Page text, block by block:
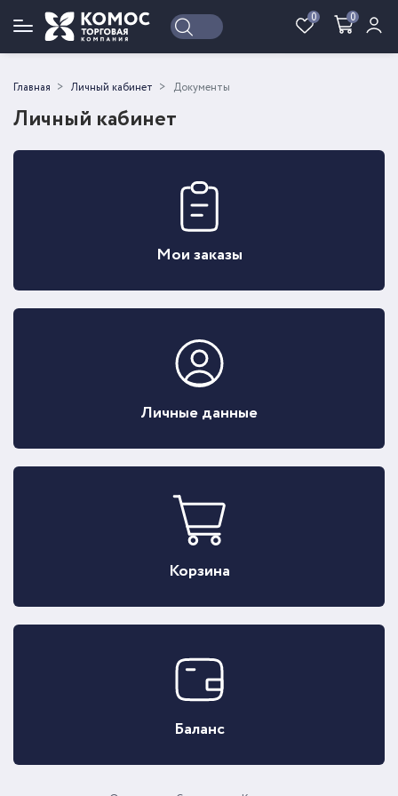
0 0
Войти Регистрация
Главная Личный кабинет Документы
Личный кабинет
Мои заказы
Личные данные
Корзина
Баланс